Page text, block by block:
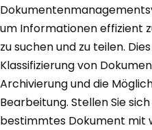
um Informationen effizient
zu suchen und zu teilen.
Klassifizierung von
Archivierung und die
Bearbeitung. Stellen Sie
bestimmtes Dokument mit